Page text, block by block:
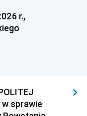
r.,
w sprawie